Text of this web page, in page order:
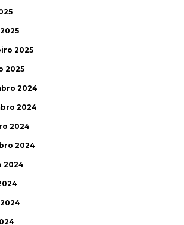
2025
2025
2024
2024
2024
2024
2024